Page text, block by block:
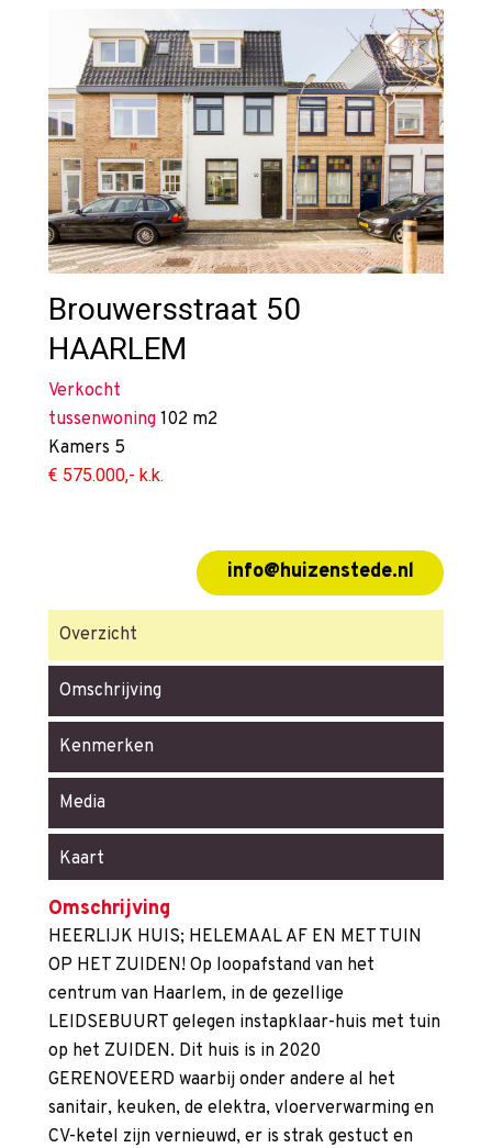
Brouwersstraat 50
HAARLEM
Verkocht
tussenwoning 102 m2
Kamers 5
€ 575.000,- k.k.
info@huizenstede.nl
Overzicht
Omschrijving
Kenmerken
Media
Kaart
Omschrijving
HEERLIJK HUIS; HELEMAAL AF EN MET TUIN
OP HET ZUIDEN! Op loopafstand van het
centrum van Haarlem, in de gezellige
LEIDSEBUURT gelegen instapklaar-huis met tuin
op het ZUIDEN. Dit huis is in 2020
GERENOVEERD waarbij onder andere al het
sanitair, keuken, de elektra, vloerverwarming en
CV-ketel zijn vernieuwd, er is strak gestuct en